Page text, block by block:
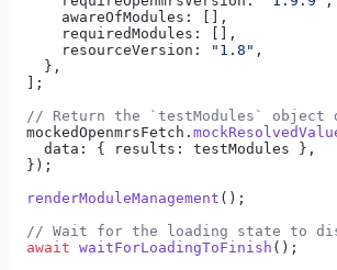
      awareOfModules: [],
      requiredModules: [],
      resourceVersion:
"1.8" ,
    },
  ];
// Return the `testModules` object
  mockedOpenmrsFetch.
    data: { results: testModules },
  });
  renderModuleManagement
();
// Wait for the loading state to
  await
waitForLoadingToFinish ();